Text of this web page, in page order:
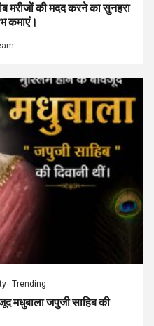
की मदद करने का सुनहरा
कमाएं।
Trending
मधुबाला जपुजी साहिब की